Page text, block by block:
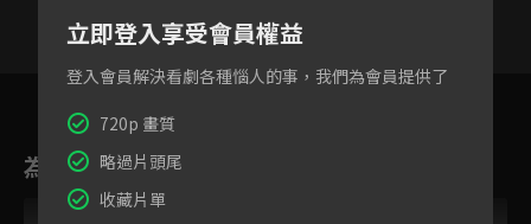
19 20 21 22 23
為您推薦
VIP
立即登入享受會員權益
登入會員解決看劇各種惱人的事，我們為會員提供了
720p 畫質
略過片頭尾
收藏片單